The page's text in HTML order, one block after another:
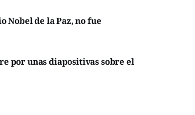
Nobel de la Paz, no fue
por unas diapositivas sobre el